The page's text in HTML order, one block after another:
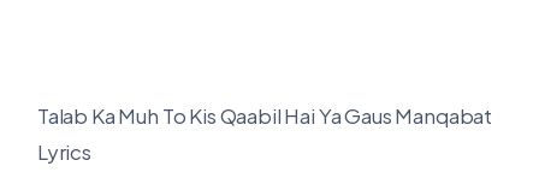
Talab Ka Muh To Kis Qaabil Hai Ya Gaus Manqabat
Lyrics